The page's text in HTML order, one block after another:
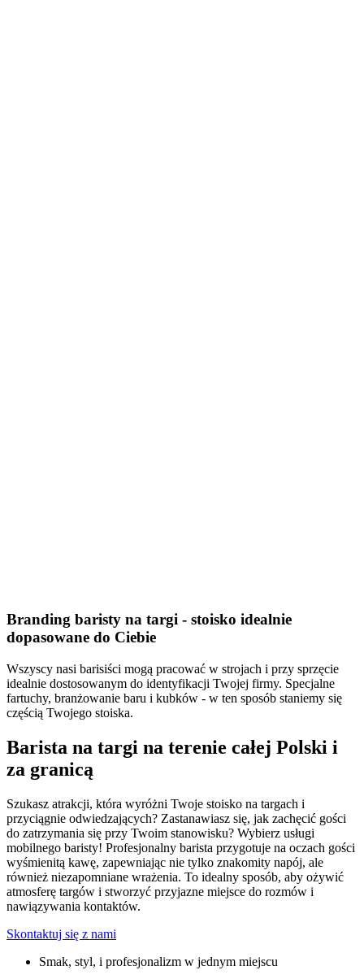
Branding baristy na targi - stoisko idealnie
dopasowane do Ciebie
Wszyscy nasi barisiści mogą pracować w strojach i przy sprzęcie
idealnie dostosowanym do identyfikacji Twojej firmy. Specjalne
fartuchy, branżowanie baru i kubków - w ten sposób staniemy się
częścią Twojego stoiska.
Barista na targi na terenie całej Polski i
za granicą
Szukasz atrakcji, która wyróżni Twoje stoisko na targach i
przyciągnie odwiedzających? Zastanawiasz się, jak zachęcić gości
do zatrzymania się przy Twoim stanowisku? Wybierz usługi
mobilnego baristy! Profesjonalny barista przygotuje na oczach gości
wyśmienitą kawę, zapewniając nie tylko znakomity napój, ale
również niezapomniane wrażenia. To idealny sposób, aby ożywić
atmosferę targów i stworzyć przyjazne miejsce do rozmów i
nawiązywania kontaktów.
Skontaktuj się z nami
Smak, styl, i profesjonalizm w jednym miejscu